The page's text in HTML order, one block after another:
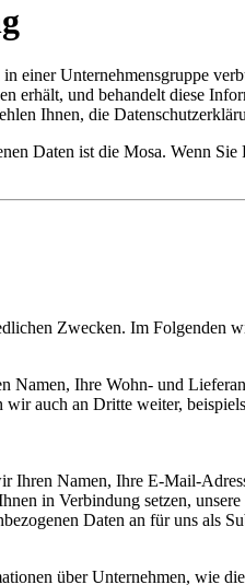
Unternehmensgruppe
erhält, und behandelt diese
Ihnen, die
Daten ist die Mosa. Wenn
Zwecken. Im Folgenden
Ihre Wohn- und
auch an Dritte weiter,
Ihren Namen, Ihre E-Mail-
in Verbindung setzen,
Daten an für uns als
über Unternehmen, wie